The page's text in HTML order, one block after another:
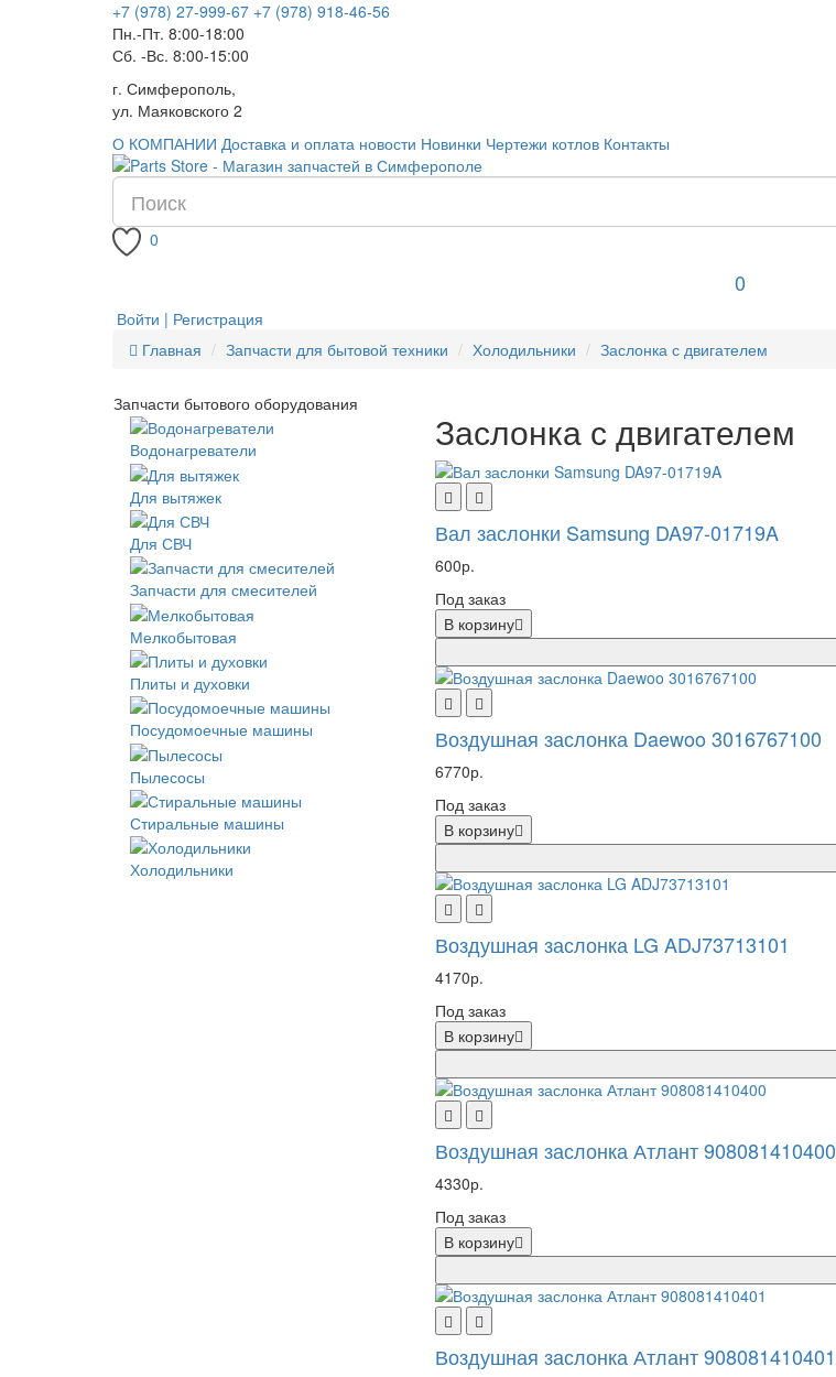
+7 (978) 27-999-67 +7 (978) 918-46-56
Пн.-Пт. 8:00-18:00
Сб. -Вс. 8:00-15:00
г. Симферополь,
ул. Маяковского 2
О КОМПАНИИ Доставка и оплата новости Новинки Чертежи котлов Контакты
0
0
Войти | Регистрация
Главная
Запчасти для бытовой техники Холодильники Заслонка с двигателем
Запчасти бытового оборудования
Водонагреватели
Для вытяжек
Для СВЧ
Запчасти для смесителей
Мелкобытовая
Плиты и духовки
Посудомоечные машины
Пылесосы
Стиральные машины
Холодильники
Заслонка с двигателем
Вал заслонки Samsung DA97-01719A
600р.
Под заказ
В корзину
Воздушная заслонка Daewoo 3016767100
6770р.
Под заказ
В корзину
Воздушная заслонка LG ADJ73713101
4170р.
Под заказ
В корзину
Воздушная заслонка Атлант 908081410400
4330р.
Под заказ
В корзину
Воздушная заслонка Атлант 908081410401